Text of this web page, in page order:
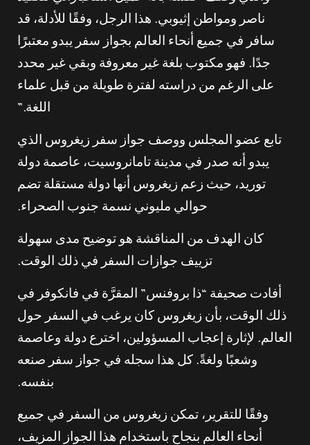
ناصر ومواطن إثيوبي. هذا الرجل، وفقًا للأدلة، قد
سافر في جميع أنحاء العالم بجواز سفر يبدو معتبرًا
جدًا. فهو مكتوب بلغة غير معروفة وبقي غير محدد
على الرغم من دراسته لفترة طويلة من قبل علماء
اللغة.”
تابع عضو المجلس ووصف جواز سفر زيغروس الذي
يبدو أنه صدر في مدينة تامانروسيت، عاصمة دولة
توريد، حيث زعم زيغروس أنها دولة مستقلة تضم
حوالي مليوني نسمة جنوب الصحراء.
كان الهدف من المناقشة هو توضيح مدى سهولة
تزييف جوازات السفر في ذلك الوقت.
أفادت صحيفة “ذا بروفنس” المقرَّة في فانكوفر في
ذلك الوقت، بأن زيغروس كان يرغب في السفر حول
العالم. لإثارة إعجاب المسؤولين، اخترع دولة وعاصمة
وشعبًا ولغةً. كل هذا سجله في جواز سفر صنعه
بنفسه.
وفقًا للتقرير، تمكن زيغروس من السفر في جميع
أنحاء العالم بنجاح باستخدام هذا الجواز المزيف،